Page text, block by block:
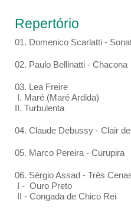
Repertório
01. Domenico Scarlatti -
02. Paulo Bellinatti - Chacona
03. Lea Freire
I. Maré (Maré Ardida)
II. Turbulenta
04. Claude Debussy - Clair
05. Marco Pereira - Curupira
06. Sérgio Assad - Três
I - Ouro Preto
II - Congada de Chico Rei